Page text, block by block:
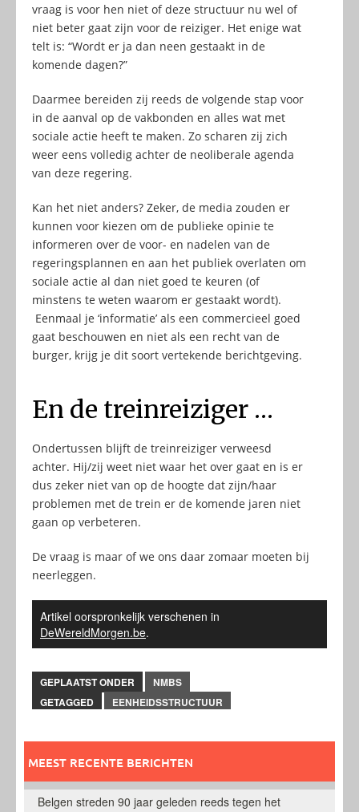
vraag is voor hen niet of deze structuur nu wel of
niet beter gaat zijn voor de reiziger. Het enige wat
telt is: “Wordt er ja dan neen gestaakt in de
komende dagen?”
Daarmee bereiden zij reeds de volgende stap voor
in de aanval op de vakbonden en alles wat met
sociale actie heeft te maken. Zo scharen zij zich
weer eens volledig achter de neoliberale agenda
van deze regering.
Kan het niet anders? Zeker, de media zouden er
kunnen voor kiezen om de publieke opinie te
informeren over de voor- en nadelen van de
regeringsplannen en aan het publiek overlaten om
sociale actie al dan niet goed te keuren (of
minstens te weten waarom er gestaakt wordt).
Eenmaal je ‘informatie’ als een commercieel goed
gaat beschouwen en niet als een recht van de
burger, krijg je dit soort vertekende berichtgeving.
En de treinreiziger …
Ondertussen blijft de treinreiziger verweesd
achter. Hij/zij weet niet waar het over gaat en is er
dus zeker niet van op de hoogte dat zijn/haar
problemen met de trein er de komende jaren niet
gaan op verbeteren.
De vraag is maar of we ons daar zomaar moeten bij
neerleggen.
Artikel oorspronkelijk verschenen in
DeWereldMorgen.be.
GEPLAATST ONDER
NMBS
GETAGGED
EENHEIDSSTRUCTUUR
MEEST RECENTE BERICHTEN
Belgen streden 90 jaar geleden reeds tegen het